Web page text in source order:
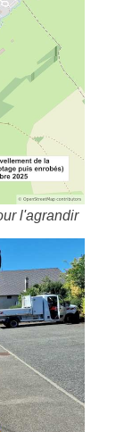
l'agrandir